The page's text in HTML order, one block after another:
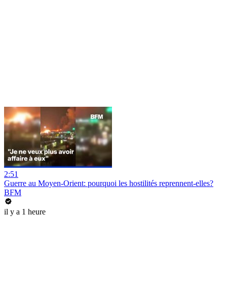
2:51
Guerre au Moyen-Orient: pourquoi les hostilités reprennent-elles?
BFM
il y a 1 heure